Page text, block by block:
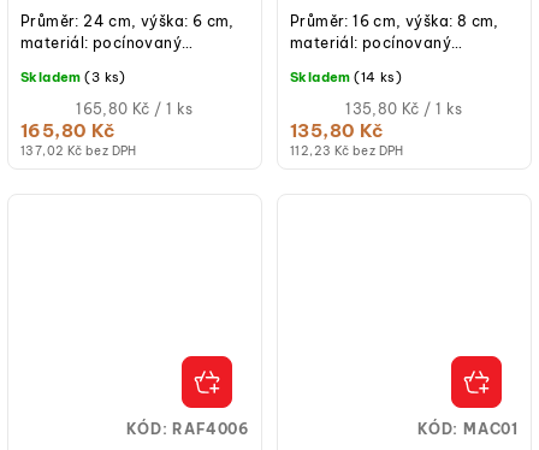
137,02 Kč bez DPH
165,80 Kč
Měrná
cena:
165,80 Kč / 1 ks
Skladem (3 ks)
Průměr: 24 cm, výška: 6 cm,
materiál: pocínovaný
pro krátkodobý styk s...
112,23 Kč bez DPH
135,80 Kč
Měrná
cena:
135,80 Kč / 1 ks
Skladem (14 ks)
Průměr: 16 cm, výška: 8 cm,
materiál: pocínovaný
pro krátkodobý styk s...
KÓD: RAF4006 KÓD: MAC01